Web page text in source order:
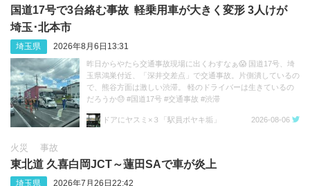
国道17号で3台絡む事故 軽乗用車が大きく変形 3人けが
埼玉･北本市
埼玉県 2026年8月6日13:31
昨日からやたら交通事故現場に出くわすなぁ😱 国道17号、埼
玉県鴻巣付近、「深井交差点」で交通事故。片側潰しているの
で、熊谷方面は激しい渋滞。 軽のドライバーは生きているの
だろうか😓 #国道17号 #交通事故 #渋滞
ドアにヤスミ×３「駅員ボヤキ垢」
2026-08-06
火災 事故
東北道 久喜白岡JCT～蓮田SAで車が炎上
埼玉県 2026年7月26日22:42